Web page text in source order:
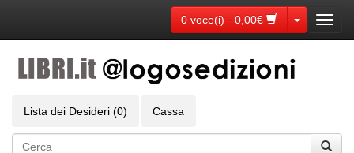
0 voce(i) - 0,00€ Toggle
Lista dei Desideri (0) Cassa